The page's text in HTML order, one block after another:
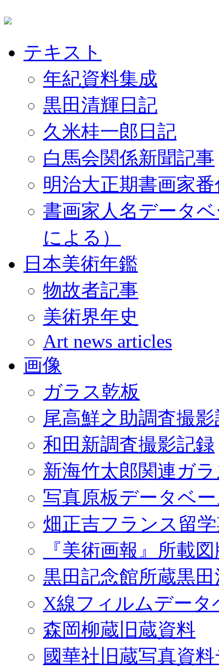
テキスト
年紀資料集成
黒田清輝日記
久米桂一郎日記
白馬会関係新聞記事
明治大正期書画家
書画家人名データ
による）
日本美術年鑑
物故者記事
美術界年史
Art news articles
画像
ガラス乾板
尾高鮮之助調査撮
和田新調査撮影記録
新海竹太郎関連ガ
写真原板データベ
畑正吉フランス留
『美術画報』所載
黒田記念館所蔵黒
X線フィルムデータ
森岡柳蔵旧蔵資料
國華社旧蔵写真資